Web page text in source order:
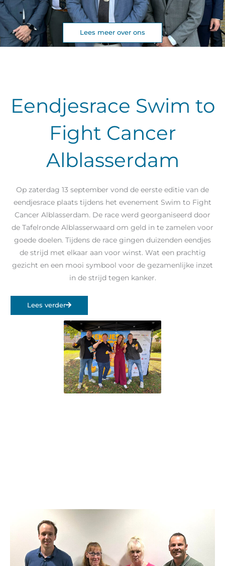
Lees meer over ons
Eendjesrace Swim to
Fight Cancer
Alblasserdam
Op zaterdag 13 september vond de eerste editie van de
eendjesrace plaats tijdens het evenement Swim to Fight
Cancer Alblasserdam. De race werd georganiseerd door
de Tafelronde Alblasserwaard om geld in te zamelen voor
goede doelen. Tijdens de race gingen duizenden eendjes
de strijd met elkaar aan voor winst. Wat een prachtig
gezicht en een mooi symbool voor de gezamenlijke inzet
in de strijd tegen kanker.
Lees verder